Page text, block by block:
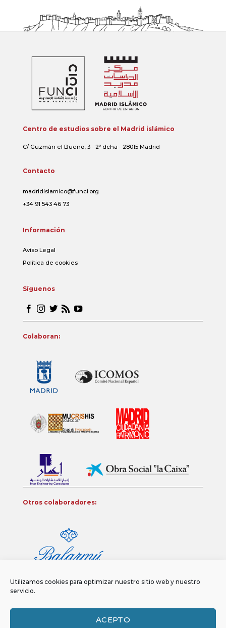
Utilizamos cookies para optimizar nuestro sitio web y nuestro
servicio.
ACEPTO
Centro de estudios sobre el Madrid islámico
C/ Guzmán el Bueno, 3 - 2º dcha - 28015 Madrid
Contacto
madridislamico@funci.org
+34 91 543 46 73
Información
Aviso Legal
Política de cookies
Síguenos
Colaboran:
Otros colaboradores: